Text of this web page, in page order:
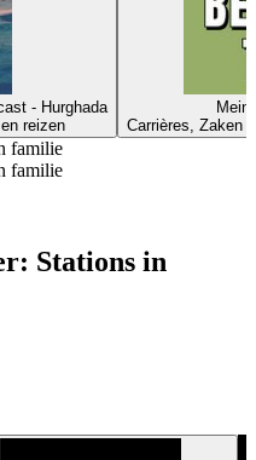
- Hurghada
reizen
Mein
Carrières, Zaken
familie
familie
Stations in